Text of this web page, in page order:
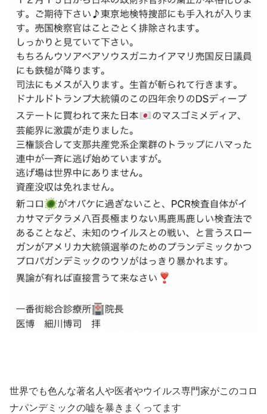
世界でも色んな著名人や医者やウイルス専門家がこのコロ
ナパンデミックの嘘を暴きまくってます